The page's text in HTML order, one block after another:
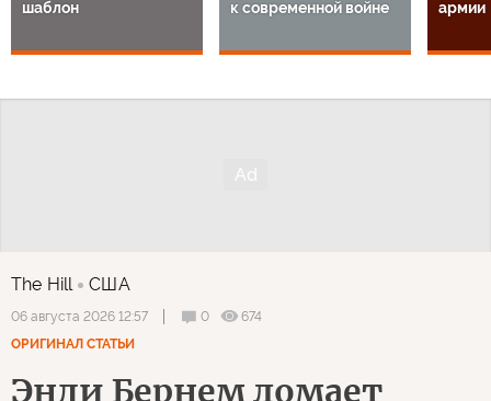
шаблон
к современной войне
армии
The Hill США
06 августа 2026 12:57 0
674
ОРИГИНАЛ СТАТЬИ
Энди Бернем ломает